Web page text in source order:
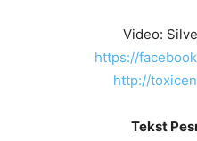
Video:
https://
http://
Tekst